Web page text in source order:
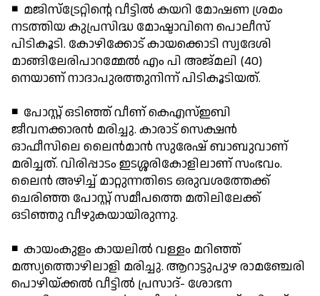
◾ മജിസ്‌ട്രേറ്റിന്റെ വീട്ടില്‍ കയറി മോഷണ ശ്രമം
നടത്തിയ കുപ്രസിദ്ധ മോഷ്ടാവിനെ പൊലീസ്
പിടികൂടി. കോഴിക്കോട് കായക്കൊടി സ്വദേശി
മാങ്ങിലേരിപാറമ്മേല്‍ എം പി അജ്മലി (40)
നെയാണ് നാദാപുരത്തുനിന്ന് പിടികൂടിയത്.
◾ പോസ്റ്റ് ഒടിഞ്ഞ് വീണ് കെഎസ്ഇബി
ജീവനക്കാരന്‍ മരിച്ചു. കാരാട് സെക്ഷന്‍
ഓഫീസിലെ ലൈന്‍മാന്‍ സുരേഷ് ബാബുവാണ്
മരിച്ചത്. വിരിപ്പാടം ഇടശ്ശരികോളിലാണ് സംഭവം.
ലൈന്‍ അഴിച്ച് മാറ്റുന്നതിടെ ഒരുവശത്തേക്ക്
ചെരിഞ്ഞ പോസ്റ്റ് സമീപത്തെ മതിലിലേക്ക്
ഒടിഞ്ഞു വീഴുകയായിരുന്നു.
◾ കായംകുളം കായലില്‍ വള്ളം മറിഞ്ഞ്
മത്സ്യത്തൊഴിലാളി മരിച്ചു. ആറാട്ടുപുഴ രാമഞ്ചേരി
പൊഴിയ്ക്കല്‍ വീട്ടില്‍ പ്രസാദ്- ശോഭന